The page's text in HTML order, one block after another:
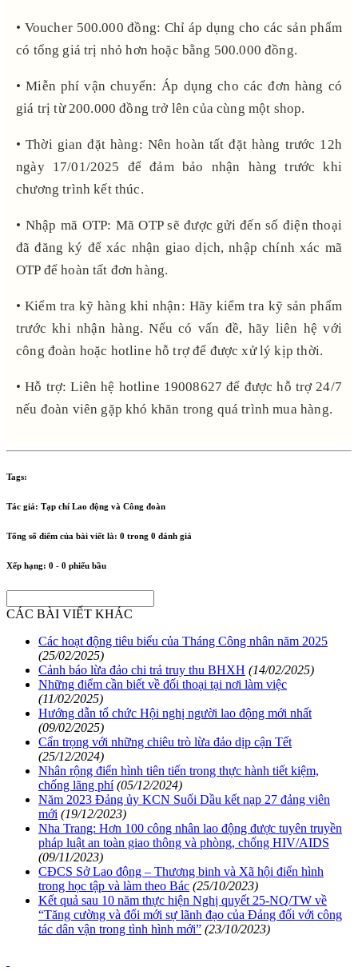
• Voucher 500.000 đồng: Chỉ áp dụng cho các sản phẩm
có tổng giá trị nhỏ hơn hoặc bằng 500.000 đồng.
• Miễn phí vận chuyển: Áp dụng cho các đơn hàng có
giá trị từ 200.000 đồng trở lên của cùng một shop.
• Thời gian đặt hàng: Nên hoàn tất đặt hàng trước 12h
ngày 17/01/2025 để đảm bảo nhận hàng trước khi
chương trình kết thúc.
• Nhập mã OTP: Mã OTP sẽ được gửi đến số điện thoại
đã đăng ký để xác nhận giao dịch, nhập chính xác mã
OTP để hoàn tất đơn hàng.
• Kiểm tra kỹ hàng khi nhận: Hãy kiểm tra kỹ sản phẩm
trước khi nhận hàng. Nếu có vấn đề, hãy liên hệ với
công đoàn hoặc hotline hỗ trợ để được xử lý kịp thời.
• Hỗ trợ: Liên hệ hotline 19008627 để được hỗ trợ 24/7
nếu đoàn viên gặp khó khăn trong quá trình mua hàng.
Tags:
Tác giả: Tạp chí Lao động và Công đoàn
Tổng số điểm của bài viết là: 0 trong 0 đánh giá
Xếp hạng: 0 - 0 phiếu bầu
CÁC BÀI VIẾT KHÁC
Các hoạt động tiêu biểu của Tháng Công nhân năm 2025
(25/02/2025)
Cảnh báo lừa đảo chi trả truy thu BHXH (14/02/2025)
Những điểm cần biết về đối thoại tại nơi làm việc
(11/02/2025)
Hướng dẫn tổ chức Hội nghị người lao động mới nhất
(09/02/2025)
Cẩn trọng với những chiêu trò lừa đảo dịp cận Tết
(25/12/2024)
Nhân rộng điển hình tiên tiến trong thực hành tiết kiệm,
chống lãng phí (05/12/2024)
Năm 2023 Đảng ủy KCN Suối Dầu kết nạp 27 đảng viên
mới (19/12/2023)
Nha Trang: Hơn 100 công nhân lao động được tuyên truyền
pháp luật an toàn giao thông và phòng, chống HIV/AIDS
(09/11/2023)
CĐCS Sở Lao động – Thương binh và Xã hội điển hình
trong học tập và làm theo Bác (25/10/2023)
Kết quả sau 10 năm thực hiện Nghị quyết 25-NQ/TW về
“Tăng cường và đổi mới sự lãnh đạo của Đảng đối với công
tác dân vận trong tình hình mới” (23/10/2023)